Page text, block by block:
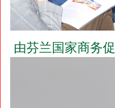
由芬兰国家商务